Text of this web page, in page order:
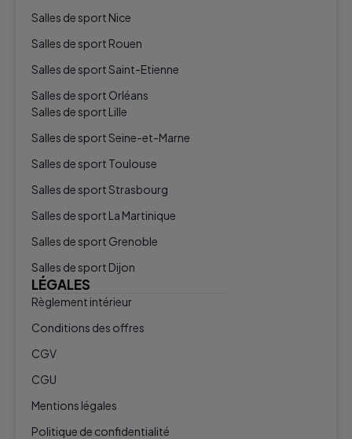
Salles de sport Nice
Salles de sport Rouen
Salles de sport Saint-Etienne
Salles de sport Orléans
Salles de sport Lille
Salles de sport Seine-et-Marne
Salles de sport Toulouse
Salles de sport Strasbourg
Salles de sport La Martinique
Salles de sport Grenoble
Salles de sport Dijon
LÉGALES
Règlement intérieur
Conditions des offres
CGV
CGU
Mentions légales
Politique de confidentialité